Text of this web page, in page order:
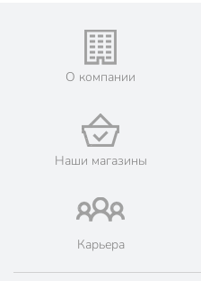
Жители Московской
его онлайн на
💳 Оплата: онлайн на
🛍 Скидки, акции,
📜 Только оригинальная
Порядок - официальный
марок.
О компании
Наши магазины
Карьера